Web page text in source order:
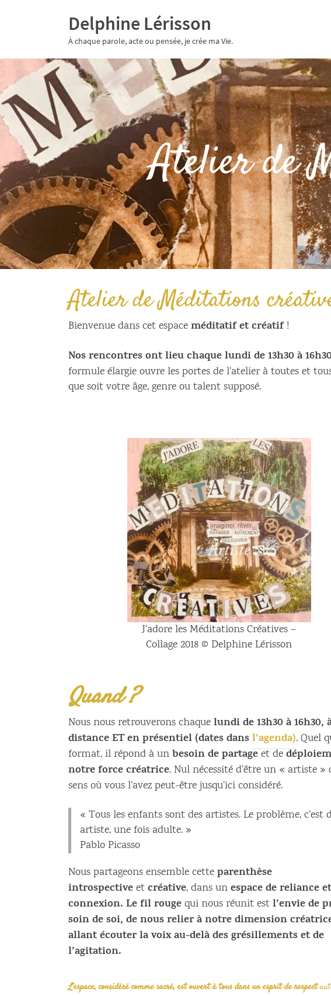
Delphine Lérisson
À chaque parole, acte ou pensée, je crée ma Vie.
Atelier de
Atelier de Méditations
Bienvenue dans cet espaceméditatif et créatif!
Nos rencontres ont lieu chaque lundi de 13h30 à
formule élargie ouvre les portes de l’atelier à toutes et
que soit votre âge, genre ou talent supposé.
J’adore les Méditations Créatives –
Collage 2018 © Delphine Lérisson
Quand ?
Nous nous retrouverons chaquelundi de 13h30 à 16h30,
distance ET en présentiel (dates dansl’agenda). Quel
format, il répond à unbesoin de partageet de
notre force créatrice. Nul nécessité d’être un « artiste »
sens où vous l’avez peut-être jusqu’ici considéré.
« Tous les enfants sont des artistes. Le problème, c’est
artiste, une fois adulte. »
Pablo Picasso
Nous partageons ensemble cetteparenthèse
introspectiveetcréative, dans unespace de reliance
connexion. Le fil rougequi nous réunit estl’envie de
soin de soi, de nous relier à notre dimension
allant écouter la voix au-delà des grésillements et de
l’agitation.
L’espace, considéré comme sacré, est ouvert à tous dans un esprit de respect